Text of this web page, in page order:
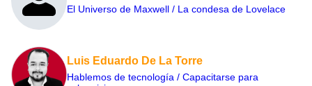
El Universo de Maxwell / La condesa de Lovelace
Luis Eduardo De La Torre
Hablemos de tecnología / Capacitarse para